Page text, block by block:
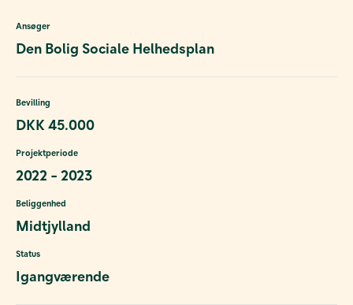
Ansøger
Den Bolig Sociale Helhedsplan
Bevilling
DKK 45.000
Projektperiode
2022 - 2023
Beliggenhed
Midtjylland
Status
Igangværende